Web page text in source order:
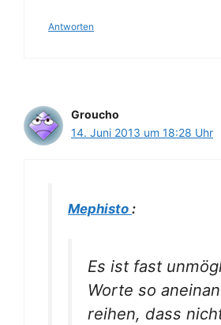
Antworten
Groucho
14. Juni 2013 um 18:28 Uhr
Mephisto :
Es ist fast
Worte so
reihen, dass